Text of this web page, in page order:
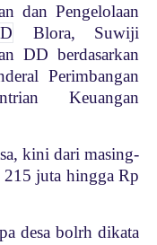
dan Pengelolaan
Blora, Suwiji
DD berdasarkan
Perimbangan
Keuangan
kini dari masing-
215 juta hingga Rp
desa bolrh dikata